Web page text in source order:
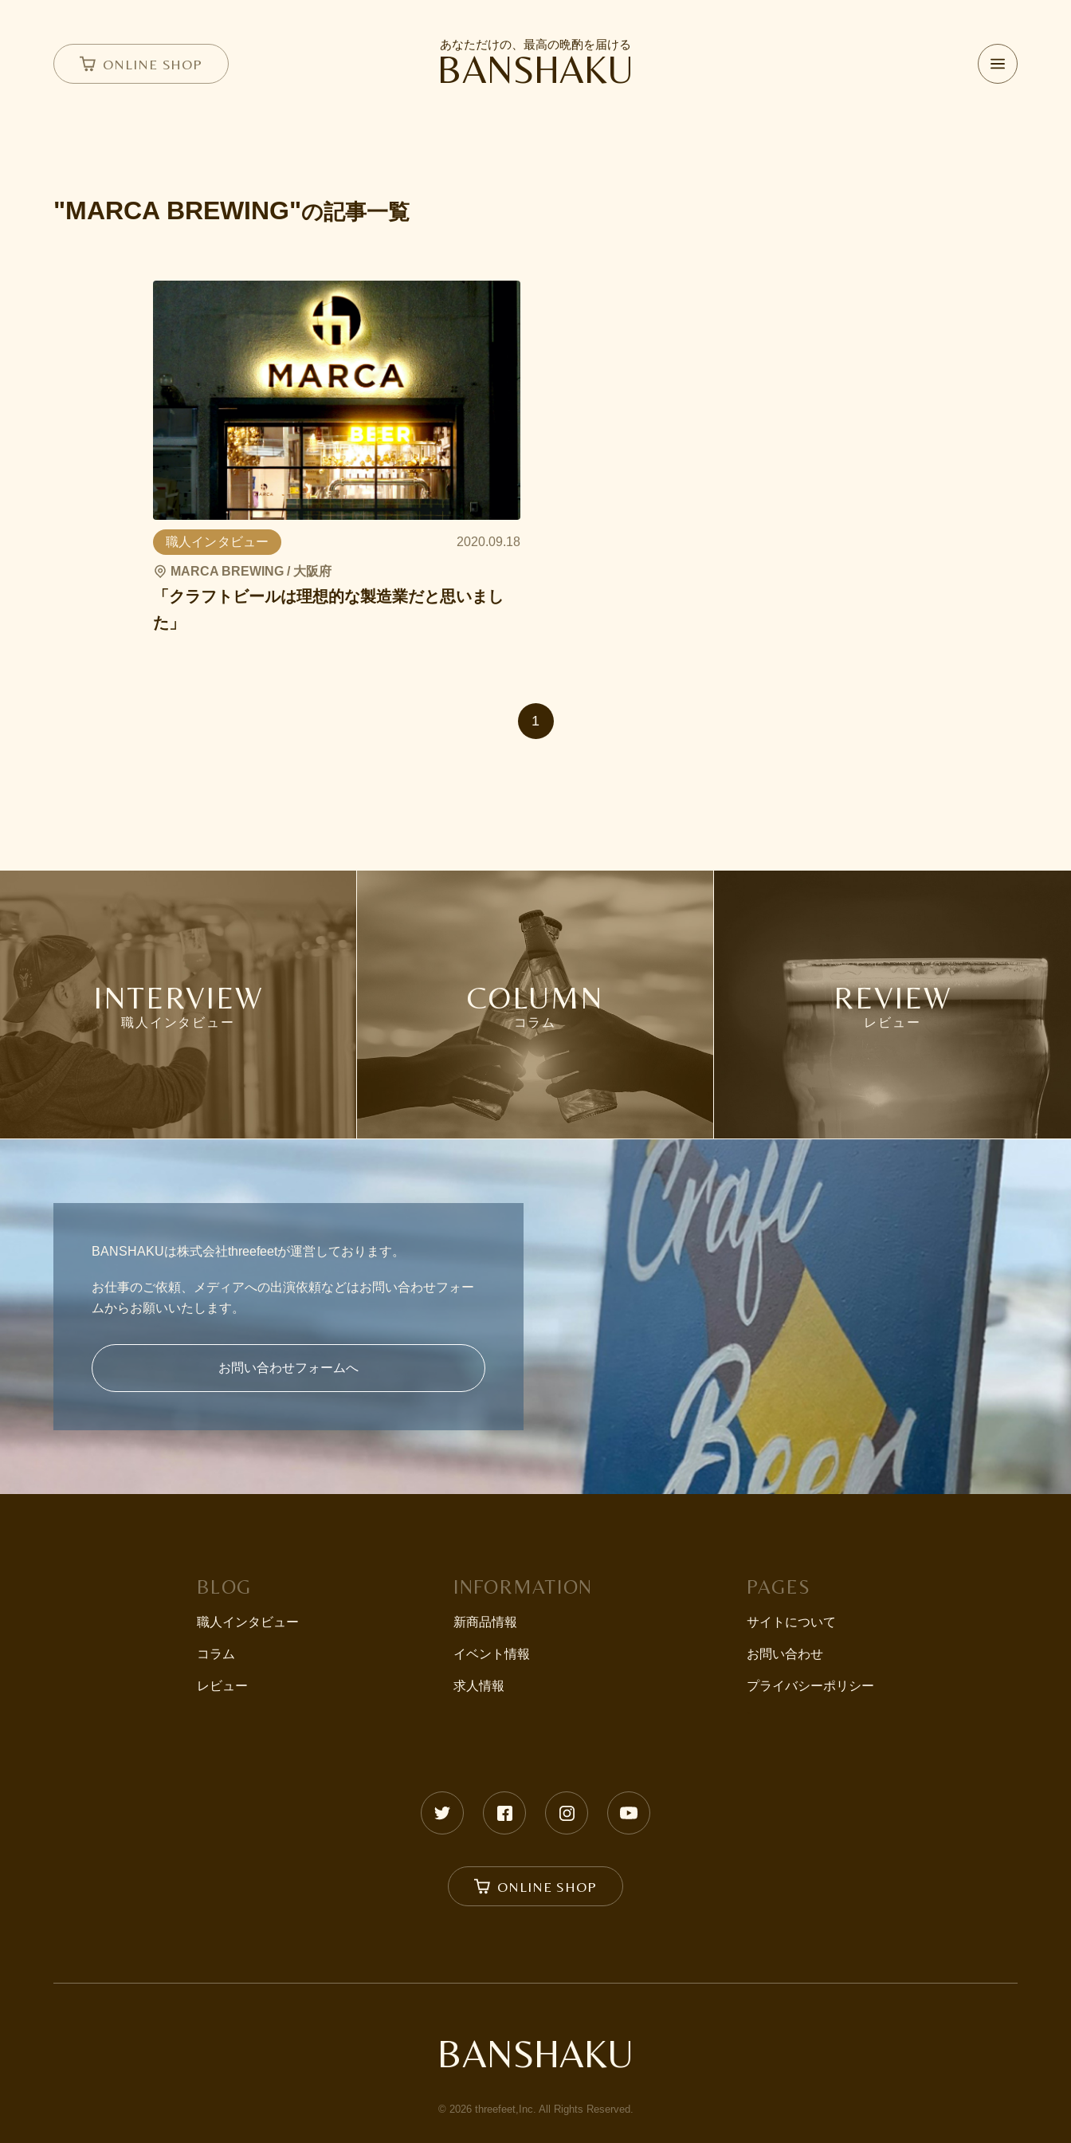
ONLINE SHOP
あなただけの、最高の晩酌を届ける
BANSHAKU
"MARCA BREWING"の記事一覧
職人インタビュー 2020.09.18
MARCA BREWING / 大阪府
「クラフトビールは理想的な製造業だと思いまし
た」
1
INTERVIEW
職人インタビュー
COLUMN
コラム
REVIEW
レビュー
BANSHAKUは株式会社threefeetが運営しております。
お仕事のご依頼、メディアへの出演依頼などはお問い合わせフォー
ムからお願いいたします。
お問い合わせフォームへ
BLOG
職人インタビュー
コラム
レビュー
INFORMATION
新商品情報
イベント情報
求人情報
PAGES
サイトについて
お問い合わせ
プライバシーポリシー
ONLINE SHOP
BANSHAKU
© 2026threefeet,Inc. All Rights Reserved.